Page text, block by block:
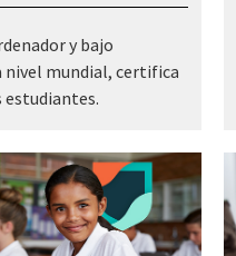
y bajo
nivel mundial, certifica
estudiantes.